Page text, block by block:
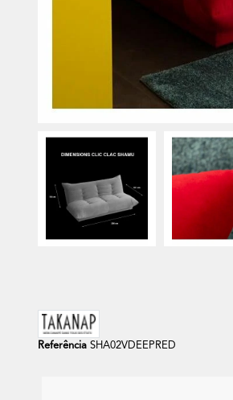
Referência SHA02VDEEPRED